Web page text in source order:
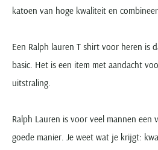
katoen van hoge kwaliteit en
Een Ralph lauren T shirt voor heren is
basic. Het is een item met aandacht
uitstraling.
Ralph Lauren is voor veel mannen een
goede manier. Je weet wat je krijgt: